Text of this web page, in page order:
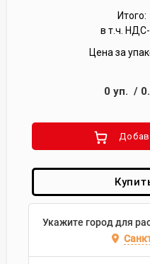
Итого:
в т.ч.
Цена за
0 уп. /
Укажите город для